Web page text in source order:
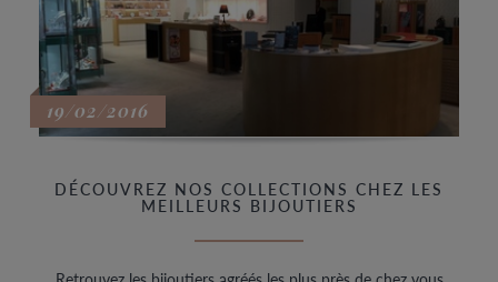
19/02/2016
DÉCOUVREZ NOS COLLECTIONS CHEZ LES
MEILLEURS BIJOUTIERS